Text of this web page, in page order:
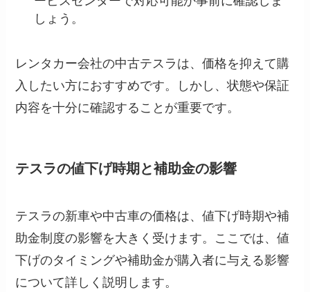
しょう。
レンタカー会社の中古テスラは、価格を抑えて購
入したい方におすすめです。しかし、状態や保証
内容を十分に確認することが重要です。
テスラの値下げ時期と補助金の影響
テスラの新車や中古車の価格は、値下げ時期や補
助金制度の影響を大きく受けます。ここでは、値
下げのタイミングや補助金が購入者に与える影響
について詳しく説明します。